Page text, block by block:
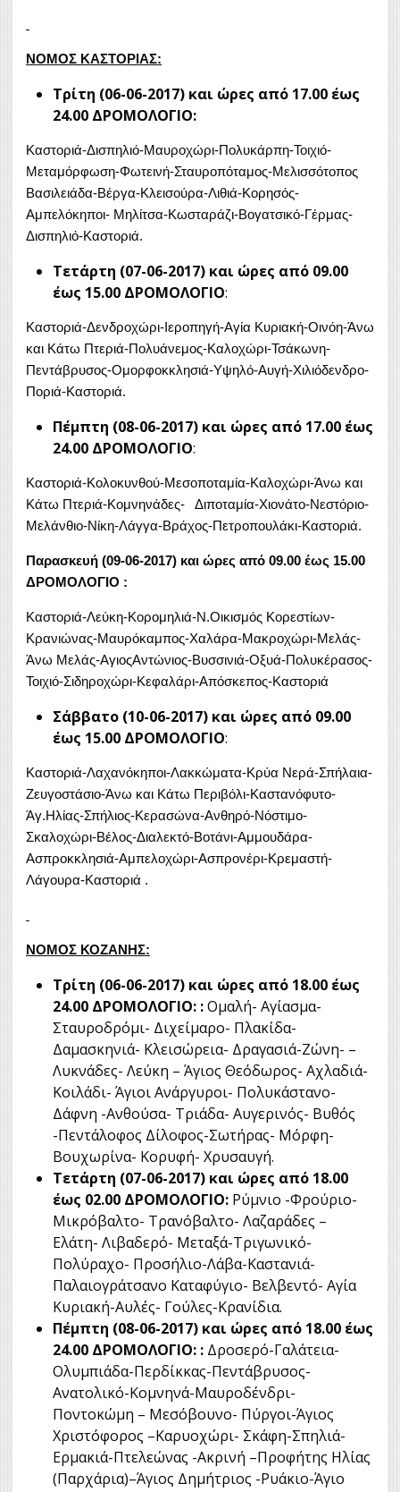
ΝΟΜΟΣ ΚΑΣΤΟΡΙΑΣ:
Τρίτη (06-06-2017) και ώρες από 17.00 έως
24.00 ΔΡΟΜΟΛΟΓΙΟ:
Καστοριά-Δισπηλιό-Μαυροχώρι-Πολυκάρπη-Τοιχιό-
Μεταμόρφωση-Φωτεινή-Σταυροπόταμος-Μελισσότοπος
Βασιλειάδα-Βέργα-Κλεισούρα-Λιθιά-Κορησός-
Αμπελόκηποι- Μηλίτσα-Κωσταράζι-Βογατσικό-Γέρμας-
Δισπηλιό-Καστοριά.
Τετάρτη (07-06-2017) και ώρες από 09.00
έως 15.00 ΔΡΟΜΟΛΟΓΙΟ:
Καστοριά-Δενδροχώρι-Ιεροπηγή-Αγία Κυριακή-Οινόη-Άνω
και Κάτω Πτεριά-Πολυάνεμος-Καλοχώρι-Τσάκωνη-
Πεντάβρυσος-Ομορφοκκλησιά-Υψηλό-Αυγή-Χιλιόδενδρο-
Ποριά-Καστοριά.
Πέμπτη (08-06-2017) και ώρες από 17.00 έως
24.00 ΔΡΟΜΟΛΟΓΙΟ:
Καστοριά-Κολοκυνθού-Μεσοποταμία-Καλοχώρι-Άνω και
Κάτω Πτεριά-Κομνηνάδες- Διποταμία-Χιονάτο-Νεστόριο-
Μελάνθιο-Νίκη-Λάγγα-Βράχος-Πετροπουλάκι-Καστοριά.
Παρασκευή (09-06-2017) και ώρες από 09.00 έως 15.00
ΔΡΟΜΟΛΟΓΙΟ :
Καστοριά-Λεύκη-Κορομηλιά-Ν.Οικισμός Κορεστίων-
Κρανιώνας-Μαυρόκαμπος-Χαλάρα-Μακροχώρι-Μελάς-
Άνω Μελάς-ΑγιοςΑντώνιος-Βυσσινιά-Οξυά-Πολυκέρασος-
Τοιχιό-Σιδηροχώρι-Κεφαλάρι-Απόσκεπος-Καστοριά
Σάββατο (10-06-2017) και ώρες από 09.00
έως 15.00 ΔΡΟΜΟΛΟΓΙΟ:
Καστοριά-Λαχανόκηποι-Λακκώματα-Κρύα Νερά-Σπήλαια-
Ζευγοστάσιο-Άνω και Κάτω Περιβόλι-Καστανόφυτο-
Άγ.Ηλίας-Σπήλιος-Κερασώνα-Ανθηρό-Νόστιμο-
Σκαλοχώρι-Βέλος-Διαλεκτό-Βοτάνι-Αμμουδάρα-
Ασπροκκλησιά-Αμπελοχώρι-Ασπρονέρι-Κρεμαστή-
Λάγουρα-Καστοριά .
ΝΟΜΟΣ ΚΟΖΑΝΗΣ:
Τρίτη (06-06-2017) και ώρες από 18.00 έως
24.00 ΔΡΟΜΟΛΟΓΙΟ: :Ομαλή- Αγίασμα-
Σταυροδρόμι- Διχείμαρο- Πλακίδα-
Δαμασκηνιά- Κλεισώρεια- Δραγασιά-Ζώνη- –
Λυκνάδες- Λεύκη – Άγιος Θεόδωρος- Αχλαδιά-
Κοιλάδι- Άγιοι Ανάργυροι- Πολυκάστανο-
Δάφνη -Ανθούσα- Τριάδα- Αυγερινός- Βυθός
-Πεντάλοφος Δίλοφος-Σωτήρας- Μόρφη-
Βουχωρίνα- Κορυφή- Χρυσαυγή.
Τετάρτη (07-06-2017) και ώρες από 18.00
έως 02.00 ΔΡΟΜΟΛΟΓΙΟ: Ρύμνιο -Φρούριο-
Μικρόβαλτο- Τρανόβαλτο- Λαζαράδες –
Ελάτη- Λιβαδερό- Μεταξά-Τριγωνικό-
Πολύραχο- Προσήλιο-Λάβα-Καστανιά-
Παλαιογράτσανο Καταφύγιο- Βελβεντό- Αγία
Κυριακή-Αυλές- Γούλες-Κρανίδια.
Πέμπτη (08-06-2017) και ώρες από 18.00 έως
24.00 ΔΡΟΜΟΛΟΓΙΟ: : Δροσερό-Γαλάτεια-
Ολυμπιάδα-Περδίκκας-Πεντάβρυσος-
Ανατολικό-Κομνηνά-Μαυροδένδρι-
Ποντοκώμη – Μεσόβουνο- Πύργοι-Άγιος
Χριστόφορος –Καρυοχώρι- Σκάφη-Σπηλιά-
Ερμακιά-Πτελεώνας -Ακρινή –Προφήτης Ηλίας
(Παρχάρια)–Άγιος Δημήτριος -Ρυάκιο-Άγιο